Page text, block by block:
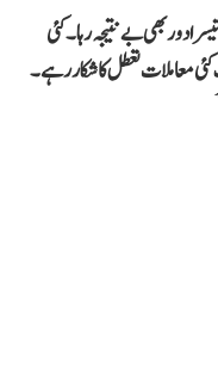
دور بھی بے نتیجہ رہا۔ کئی
معاملات تعطل کا شکار رہے۔